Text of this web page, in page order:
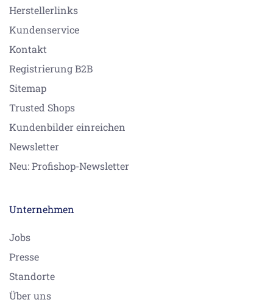
Herstellerlinks
Kundenservice
Kontakt
Registrierung B2B
Sitemap
Trusted Shops
Kundenbilder einreichen
Newsletter
Neu: Profishop-Newsletter
Unternehmen
Jobs
Presse
Standorte
Über uns